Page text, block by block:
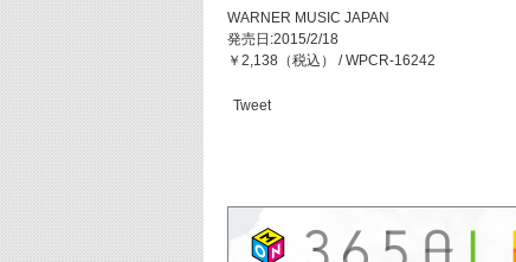
WARNER MUSIC JAPAN
発売日:2015/2/18
￥2,138（税込） / WPCR-16242
Tweet